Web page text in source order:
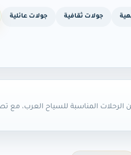
جولات ثقافية جولات عائلية
المناسبة للسياح العرب، مع